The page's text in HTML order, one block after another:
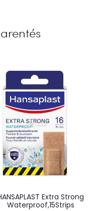
Extra Strong
Waterproof,15Strips